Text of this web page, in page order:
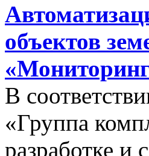
объектов
В
«Группа
разработке и